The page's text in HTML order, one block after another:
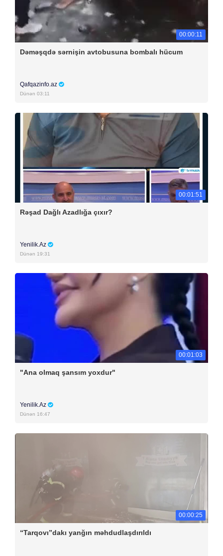
00:00:11
Dəməşqdə sərnişin avtobusuna bombalı hücum
Qafqazinfo.az
Dünən 03:11
00:01:51
Rəşad Dağlı Azadlığa çıxır?
Yenilik.Az
Dünən 19:31
00:01:03
"Ana olmaq şansım yoxdur"
Yenilik.Az
Dünən 16:47
00:00:25
“Tarqovı”dakı yanğın məhdudlaşdırıldı